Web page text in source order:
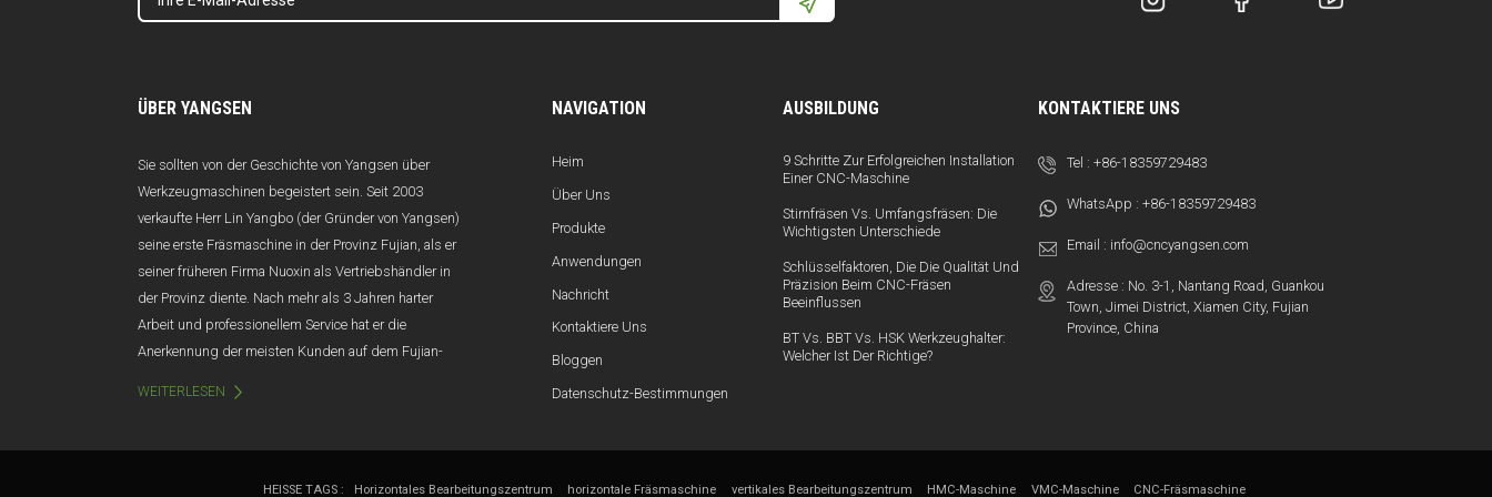
ÜBER YANGSEN
Sie sollten von der Geschichte von Yangsen über
Werkzeugmaschinen begeistert sein. Seit 2003
verkaufte Herr Lin Yangbo (der Gründer von Yangsen)
seine erste Fräsmaschine in der Provinz Fujian, als er
seiner früheren Firma Nuoxin als Vertriebshändler in
der Provinz diente. Nach mehr als 3 Jahren harter
Arbeit und professionellem Service hat er die
Anerkennung der meisten Kunden auf dem Fujian-
100 Millionen Yuan. Leider wurde Nuoxin aufgrund
aufgelöst. Betroffen von diesem Schlag hätte Herr Lin
WEITERLESEN
NAVIGATION
Heim
Über Uns
Produkte
Anwendungen
Nachricht
Kontaktiere Uns
Bloggen
Datenschutz-Bestimmungen
AUSBILDUNG
9 Schritte Zur Erfolgreichen Installation
Einer CNC-Maschine
Stirnfräsen Vs. Umfangsfräsen: Die
Wichtigsten Unterschiede
Schlüsselfaktoren, Die Die Qualität Und
Präzision Beim CNC-Fräsen
Beeinflussen
BT Vs. BBT Vs. HSK Werkzeughalter:
Welcher Ist Der Richtige?
KONTAKTIERE UNS
Tel :+86-18359729483
WhatsApp :+86-18359729483
Email : info@cncyangsen.com
Adresse : No. 3-1, Nantang Road, Guankou
Town, Jimei District, Xiamen City, Fujian
Province, China
HEISSE TAGS : Horizontales Bearbeitungszentrum horizontale Fräsmaschine vertikales Bearbeitungszentrum HMC-Maschine VMC-Maschine CNC-Fräsmaschine